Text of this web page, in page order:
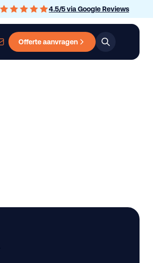
4.5/5via Google Reviews
Offerte aanvragen